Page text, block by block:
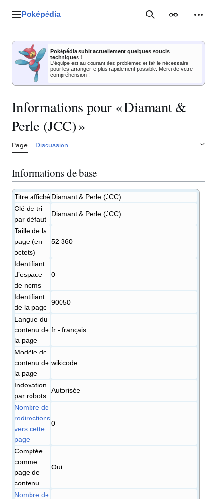
Menu principal
Poképédia RechercherApparence
Poképédia subit actuellement quelques soucis
techniques !
L'équipe est au courant des problèmes et fait le nécessaire
pour les arranger le plus rapidement possible. Merci de votre
compréhension !
Informations pour « Diamant &
Perle (JCC) »
Page Discussion
Informations de base
Titre affichéDiamant & Perle (JCC)
Clé de tri
par défaut
Diamant & Perle (JCC)
Taille de la
page (en
octets)
52 360
Identifiant
dʼespace
de noms
0
Identifiant
de la page
90050
Langue du
contenu de
la page
fr - français
Modèle de
contenu de
la page
wikicode
Indexation
par robots
Autorisée
Nombre de
redirections
vers cette
page
0
Comptée
comme
page de
contenu
Oui
Nombre de